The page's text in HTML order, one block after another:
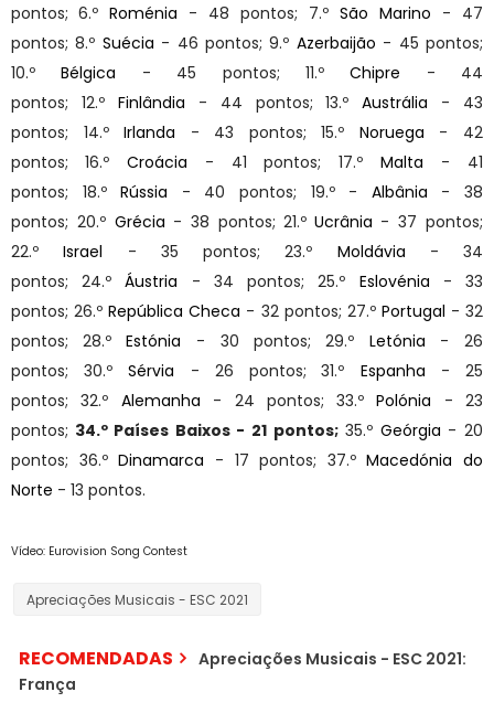
pontos; 6.º Roménia - 48 pontos; 7.º São Marino - 47
pontos;8.º Suécia - 46 pontos; 9.º Azerbaijão - 45 pontos;
10.ºBélgica - 45 pontos; 11.ºChipre - 44
pontos; 12.º Finlândia - 44 pontos; 13.º Austrália - 43
pontos; 14.ºIrlanda - 43 pontos; 15.º Noruega - 42
pontos;
16.º Croácia - 41 pontos; 17.ºMalta - 41
pontos; 18.ºRússia - 40 pontos; 19.º - Albânia - 38
pontos; 20.º Grécia - 38 pontos; 21.º Ucrânia - 37 pontos;
22.ºIsrael - 35 pontos; 23.º Moldávia - 34
pontos; 24.ºÁustria - 34 pontos; 25.º Eslovénia - 33
pontos; 26.ºRepública Checa - 32 pontos; 27.º Portugal - 32
pontos;
28.ºEstónia - 30 pontos; 29.º Letónia - 26
pontos; 30.ºSérvia - 26 pontos; 31.º Espanha
- 25
pontos; 32.º Alemanha - 24 pontos; 33.ºPolónia - 23
pontos; 34.º Países Baixos - 21 pontos;35.º Geórgia - 20
pontos; 36.ºDinamarca - 17 pontos; 37.ºMacedónia do
Norte - 13 pontos.
Vídeo: Eurovision Song Contest
Apreciações Musicais - ESC 2021
RECOMENDADAS
Apreciações Musicais - ESC 2021:
França